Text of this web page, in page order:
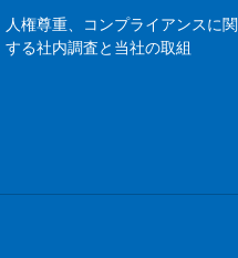
人権尊重、コンプライアンスに関
する社内調査と当社の取組